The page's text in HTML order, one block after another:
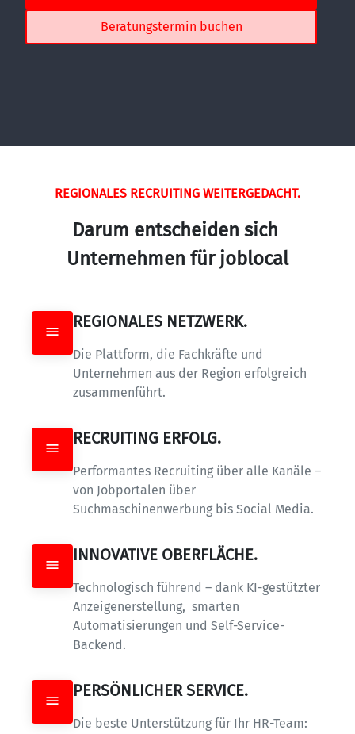
Beratungstermin buchen
REGIONALES RECRUITING WEITERGEDACHT.
Darum entscheiden sich
Unternehmen für joblocal
REGIONALES NETZWERK.
Die Plattform, die Fachkräfte und
Unternehmen aus der Region erfolgreich
zusammenführt.
RECRUITING ERFOLG.
Performantes Recruiting über alle Kanäle –
von Jobportalen über
Suchmaschinenwerbung bis Social Media.
INNOVATIVE OBERFLÄCHE.
Technologisch führend – dank KI-gestützter
Anzeigenerstellung,  smarten
Automatisierungen und Self-Service-
Backend.
PERSÖNLICHER SERVICE.
Die beste Unterstützung für Ihr HR-Team: